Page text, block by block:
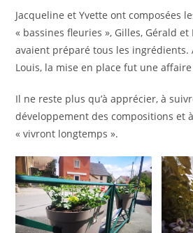
Jacqueline et Yvette ont composées
« bassines fleuries », Gilles, Gérald et
avaient préparé tous les ingrédients.
Louis, la mise en place fut une
Il ne reste plus qu’à apprécier, à
développement des compositions et
« vivront longtemps ».